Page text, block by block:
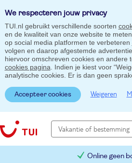
We respecteren jouw privacy
TUI.nl gebruikt verschillende soorten
en de kwaliteit van onze website te
op social media platformen te verbeteren
volgen en daarop afgestemde
hiervoor omschreven cookies en andere
cookies pagina . Indien je kiest voor
analytische cookies. Er is dan geen
Accepteer cookies Weigeren
Online geen